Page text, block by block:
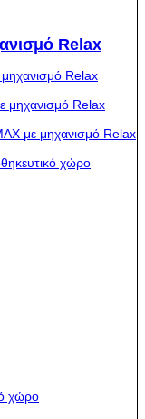
Relax
μηχανισμό Relax
μηχανισμό Relax
με μηχανισμό Relax
χώρο
χώρο